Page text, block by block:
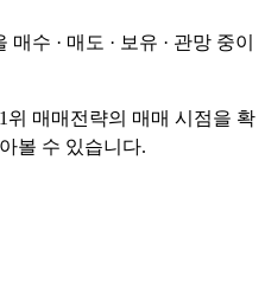
매수 · 매도 · 보유 · 관망 중이
위 매매전략의 매매 시점을 확
볼 수 있습니다.